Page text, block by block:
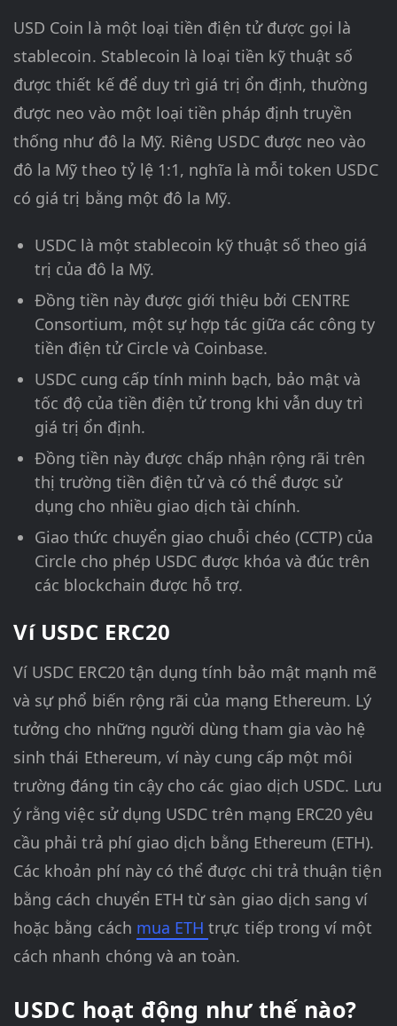
USD Coin là một loại tiền điện tử được gọi là
stablecoin. Stablecoin là loại tiền kỹ thuật số
được thiết kế để duy trì giá trị ổn định, thường
được neo vào một loại tiền pháp định truyền
thống như đô la Mỹ. Riêng USDC được neo vào
đô la Mỹ theo tỷ lệ 1:1, nghĩa là mỗi token USDC
có giá trị bằng một đô la Mỹ.
USDC là một stablecoin kỹ thuật số theo giá
trị của đô la Mỹ.
Đồng tiền này được giới thiệu bởi CENTRE
Consortium, một sự hợp tác giữa các công ty
tiền điện tử Circle và Coinbase.
USDC cung cấp tính minh bạch, bảo mật và
tốc độ của tiền điện tử trong khi vẫn duy trì
giá trị ổn định.
Đồng tiền này được chấp nhận rộng rãi trên
thị trường tiền điện tử và có thể được sử
dụng cho nhiều giao dịch tài chính.
Giao thức chuyển giao chuỗi chéo (CCTP) của
Circle cho phép USDC được khóa và đúc trên
các blockchain được hỗ trợ.
Ví USDC ERC20
Ví USDC ERC20 tận dụng tính bảo mật mạnh mẽ
và sự phổ biến rộng rãi của mạng Ethereum. Lý
tưởng cho những người dùng tham gia vào hệ
sinh thái Ethereum, ví này cung cấp một môi
trường đáng tin cậy cho các giao dịch USDC. Lưu
ý rằng việc sử dụng USDC trên mạng ERC20 yêu
cầu phải trả phí giao dịch bằng Ethereum (ETH).
Các khoản phí này có thể được chi trả thuận tiện
bằng cách chuyển ETH từ sàn giao dịch sang ví
hoặc bằng cách mua ETHtrực tiếp trong ví một
cách nhanh chóng và an toàn.
USDC hoạt động như thế nào?